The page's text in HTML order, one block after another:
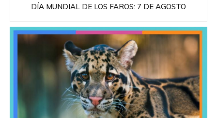
DÍA MUNDIAL DE LOS FAROS: 7 DE AGOSTO